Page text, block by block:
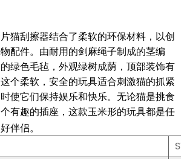
猫刮擦器结合了柔软的环保材料，以创
配件。由耐用的剑麻绳子制成的茎编
绿色毛毡，外观绿树成荫，顶部装饰有
个柔软，安全的玩具适合刺激猫的抓紧
使它们保持娱乐和快乐。无论猫是挑食
有趣的插座，这款玉米形的玩具都是任
伴侣。